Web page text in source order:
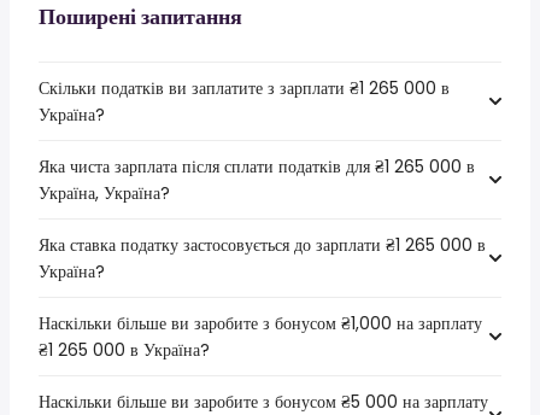
Поширені запитання
Скільки податків ви заплатите з зарплати ₴1 265 000 в
Україна?
Яка чиста зарплата після сплати податків для ₴1 265 000 в
Україна, Україна?
Яка ставка податку застосовується до зарплати ₴1 265 000 в
Україна?
Наскільки більше ви заробите з бонусом ₴1,000 на зарплату
₴1 265 000 в Україна?
Наскільки більше ви заробите з бонусом ₴5 000 на зарплату